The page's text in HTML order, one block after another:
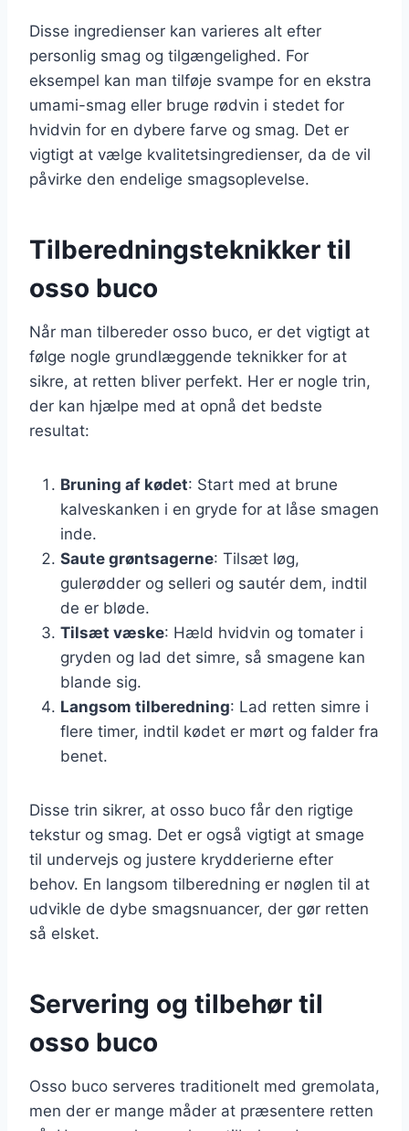
Disse ingredienser kan varieres alt efter
personlig smag og tilgængelighed. For
eksempel kan man tilføje svampe for en ekstra
umami-smag eller bruge rødvin i stedet for
hvidvin for en dybere farve og smag. Det er
vigtigt at vælge kvalitetsingredienser, da de vil
påvirke den endelige smagsoplevelse.
Tilberedningsteknikker til
osso buco
Når man tilbereder osso buco, er det vigtigt at
følge nogle grundlæggende teknikker for at
sikre, at retten bliver perfekt. Her er nogle trin,
der kan hjælpe med at opnå det bedste
resultat:
Bruning af kødet: Start med at brune
kalveskanken i en gryde for at låse smagen
inde.
Saute grøntsagerne: Tilsæt løg,
gulerødder og selleri og sautér dem, indtil
de er bløde.
Tilsæt væske: Hæld hvidvin og tomater i
gryden og lad det simre, så smagene kan
blande sig.
Langsom tilberedning: Lad retten simre i
flere timer, indtil kødet er mørt og falder fra
benet.
Disse trin sikrer, at osso buco får den rigtige
tekstur og smag. Det er også vigtigt at smage
til undervejs og justere krydderierne efter
behov. En langsom tilberedning er nøglen til at
udvikle de dybe smagsnuancer, der gør retten
så elsket.
Servering og tilbehør til
osso buco
Osso buco serveres traditionelt med gremolata,
men der er mange måder at præsentere retten